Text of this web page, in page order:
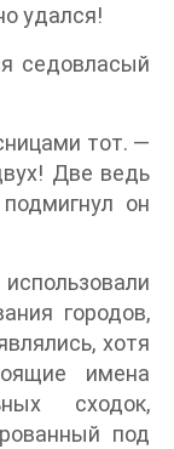
удался!
седовласый
тот. —
Две ведь
он
городов,
хотя
имена
сходок,
под